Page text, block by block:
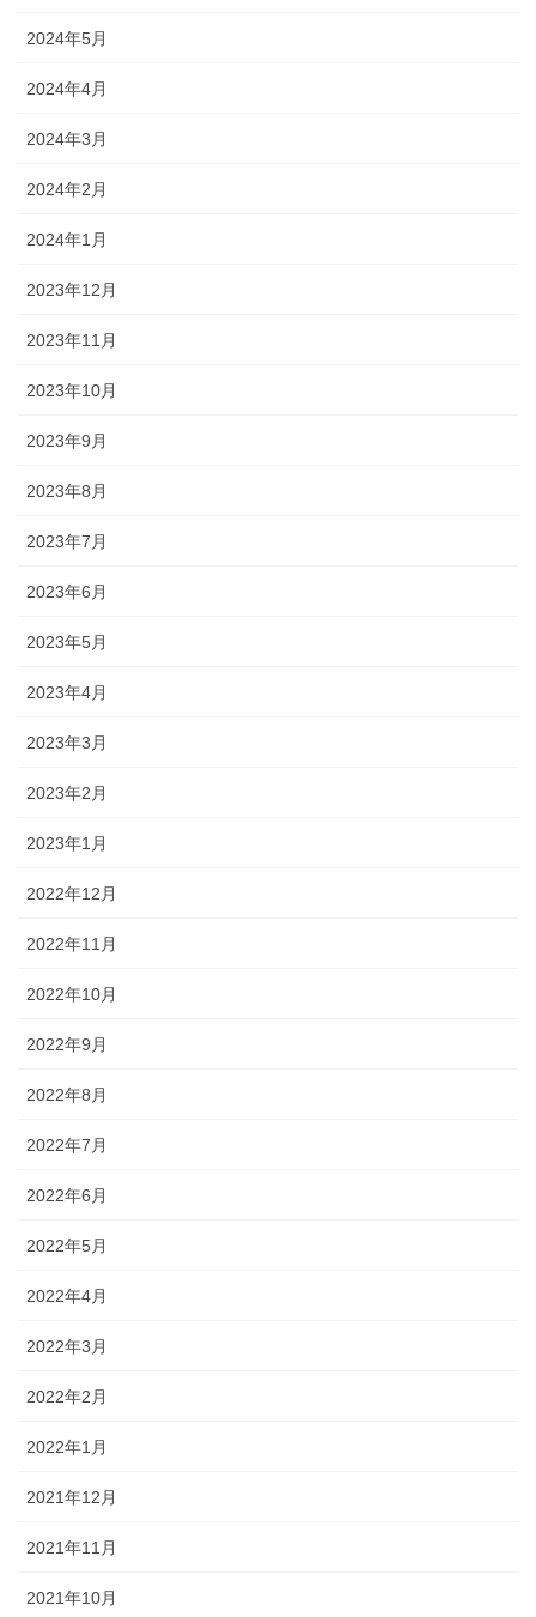
2024年5月
2024年4月
2024年3月
2024年2月
2024年1月
2023年12月
2023年11月
2023年10月
2023年9月
2023年8月
2023年7月
2023年6月
2023年5月
2023年4月
2023年3月
2023年2月
2023年1月
2022年12月
2022年11月
2022年10月
2022年9月
2022年8月
2022年7月
2022年6月
2022年5月
2022年4月
2022年3月
2022年2月
2022年1月
2021年12月
2021年11月
2021年10月